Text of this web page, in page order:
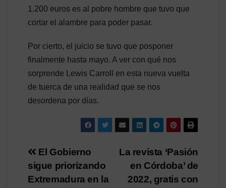
1.200 euros es al pobre hombre que tuvo que
cortar el alambre para poder pasar.
Por cierto, el juicio se tuvo que posponer
finalmente hasta mayo. A ver con qué nos
sorprende Lewis Carroll en esta nueva vuelta
de tuerca de una realidad que se nos
desordena por días.
Navegación
de
La revista ‘Pasión
en Córdoba’ de
2022, gratis con
El Gobierno
sigue priorizando
Extremadura en la